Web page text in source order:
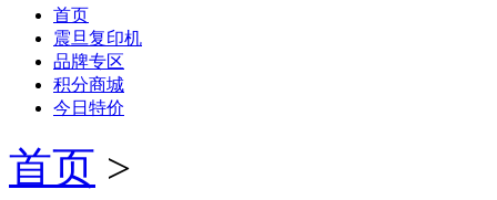
首页
震旦复印机
品牌专区
积分商城
今日特价
首页 >